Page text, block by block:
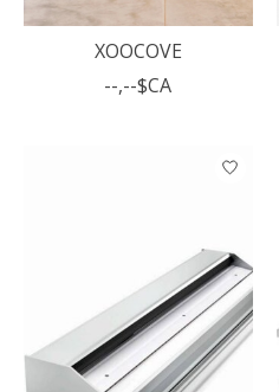
XOOCOVE
--,--$CA